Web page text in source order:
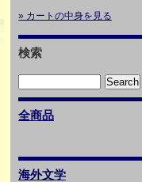
» カートの中身を見る
検索
全商品
海外文学